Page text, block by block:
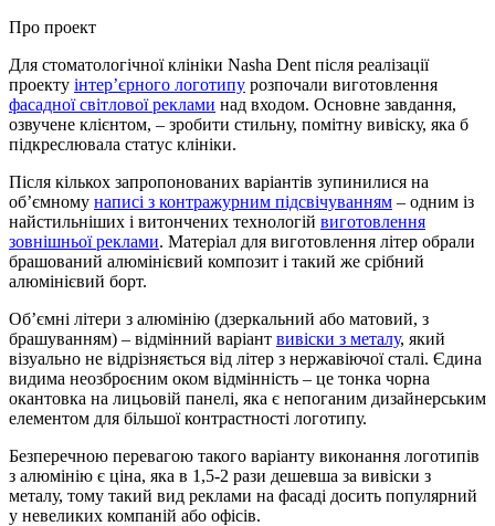
Про проект
Для стоматологічної клініки Nasha Dent після реалізації
проекту інтер’єрного логотипу розпочали виготовлення
фасадної світлової реклами над входом. Основне завдання,
озвучене клієнтом, – зробити стильну, помітну вивіску, яка б
підкреслювала статус клініки.
Після кількох запропонованих варіантів зупинилися на
об’ємному написі з контражурним підсвічуванням – одним із
найстильніших і витончених технологій виготовлення
зовнішньої реклами. Матеріал для виготовлення літер обрали
брашований алюмінієвий композит і такий же срібний
алюмінієвий борт.
Об’ємні літери з алюмінію (дзеркальний або матовий, з
брашуванням) – відмінний варіант вивіски з металу, який
візуально не відрізняється від літер з нержавіючої сталі. Єдина
видима неозброєним оком відмінність – це тонка чорна
окантовка на лицьовій панелі, яка є непоганим дизайнерським
елементом для більшої контрастності логотипу.
Безперечною перевагою такого варіанту виконання логотипів
з алюмінію є ціна, яка в 1,5-2 рази дешевша за вивіски з
металу, тому такий вид реклами на фасаді досить популярний
у невеликих компаній або офісів.